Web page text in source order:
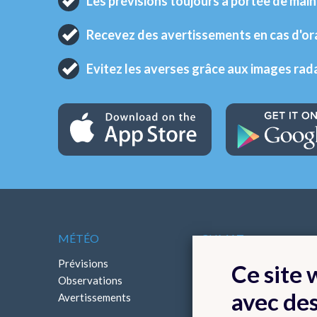
Recevez des avertissements en cas
Evitez les averses grâce aux images
MÉTÉO
Prévisions
Observations
Avertissements
CLIMAT
Bilans climatologiques
Ce site
avec